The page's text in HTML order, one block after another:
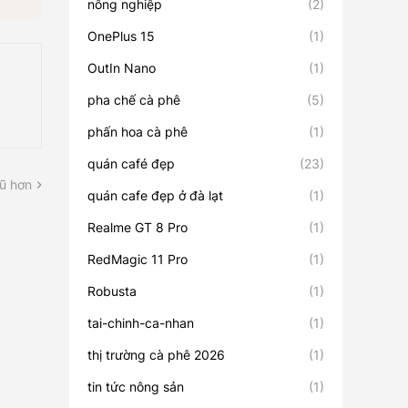
hơn
nông nghiệp (2)
OnePlus 15 (1)
OutIn Nano (1)
pha chế cà phê (5)
phấn hoa cà phê (1)
quán café đẹp (23)
quán cafe đẹp ở đà lạt (1)
Realme GT 8 Pro (1)
RedMagic 11 Pro (1)
Robusta (1)
tai-chinh-ca-nhan (1)
thị trường cà phê 2026 (1)
tin tức nông sản (1)